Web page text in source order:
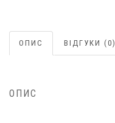
ОПИС ВІДГУКИ (0)
ОПИС